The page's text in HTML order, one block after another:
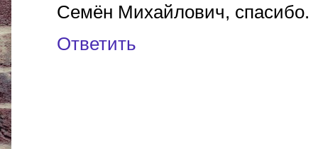
Семён Михайлович, спасибо.
Ответить